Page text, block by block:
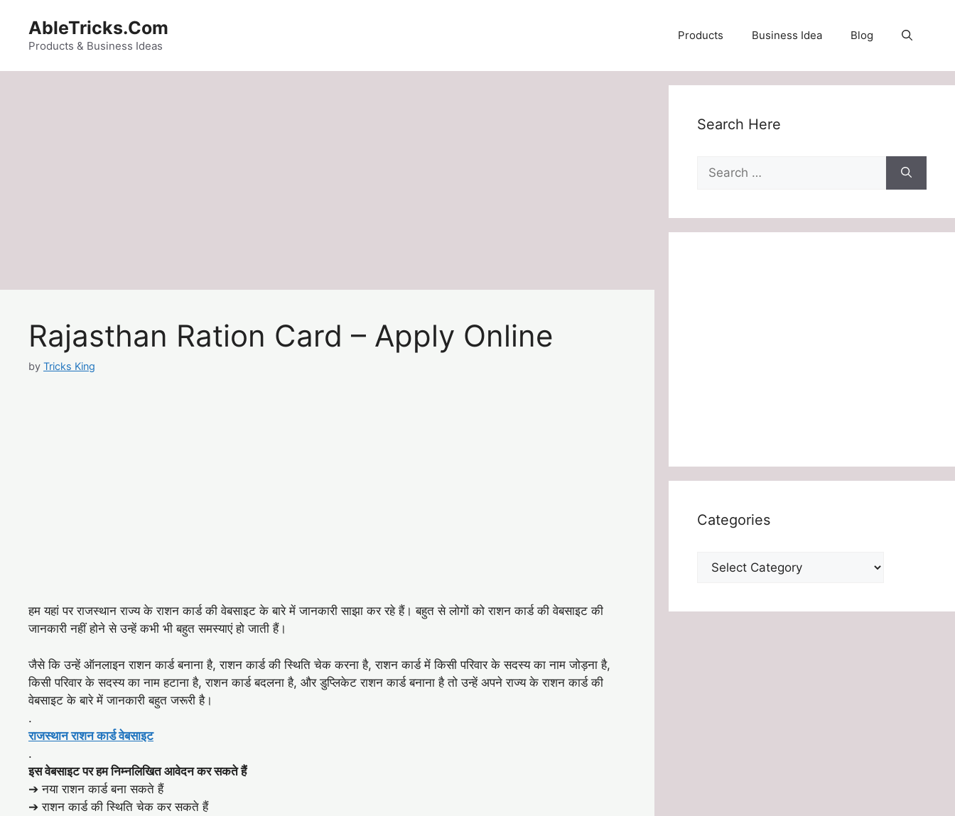
content
AbleTricks.Com
Products & Business Ideas
Products Business Idea Blog
Rajasthan Ration Card – Apply Online
by Tricks King
हम यहां पर राजस्थान राज्य के राशन कार्ड की वेबसाइट के बारे में जानकारी साझा कर रहे हैं। बहुत से लोगों को राशन कार्ड की वेबसाइट की
जानकारी नहीं होने से उन्हें कभी भी बहुत समस्याएं हो जाती हैं।
जैसे कि उन्हें ऑनलाइन राशन कार्ड बनाना है, राशन कार्ड की स्थिति चेक करना है, राशन कार्ड में किसी परिवार के सदस्य का नाम जोड़ना है,
किसी परिवार के सदस्य का नाम हटाना है, राशन कार्ड बदलना है, और डुप्लिकेट राशन कार्ड बनाना है तो उन्हें अपने राज्य के राशन कार्ड की
वेबसाइट के बारे में जानकारी बहुत जरूरी है।
.
राजस्थान राशन कार्ड वेबसाइट
.
इस वेबसाइट पर हम निम्नलिखित आवेदन कर सकते हैं
➔ नया राशन कार्ड बना सकते हैं
➔ राशन कार्ड की स्थिति चेक कर सकते हैं
Search Here
Search
for:
Categories
Categories